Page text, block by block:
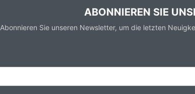
ABONNIEREN SIE
Abonnieren Sie unseren Newsletter, um die letzten